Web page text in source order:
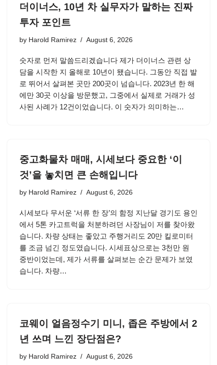
더이너스, 10년 차 실무자가 말하는 진짜
투자 포인트
by Harold Ramirez August 6, 2026
숫자로 먼저 말씀드리겠습니다 제가 더이너스 관련 상
담을 시작한 지 올해로 10년이 됐습니다. 그동안 직접 발
로 뛰어서 살펴본 곳만 200곳이 넘습니다. 2023년 한 해
에만 30곳 이상을 방문했고, 그중에서 실제로 거래가 성
사된 사례가 12건이었습니다. 이 숫자가 의미하는…
중고화물차 매매, 시세보다 중요한 ‘이
것’을 놓치면 큰 손해입니다
by Harold Ramirez August 6, 2026
시세보다 무서운 ‘서류 한 장’의 함정 지난달 경기도 용인
에서 5톤 카고트럭을 처분하려던 사장님이 저를 찾아왔
습니다. 차량 상태는 좋았고 주행거리도 20만 킬로미터
를 조금 넘긴 정도였습니다. 시세표상으로는 3천만 원
중반이었는데, 제가 서류를 살펴보는 순간 문제가 보였
습니다. 차량…
코웨이 얼음정수기 미니, 좁은 주방에서 2
년 쓰며 느낀 장단점은?
by Harold Ramirez August 6, 2026